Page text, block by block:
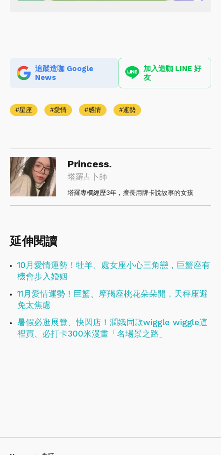
追蹤造咖 Google
News
加入造咖 LINE 好
友
星座 愛情 感情 運勢
Princess.
塔羅占卜師
塔羅專欄經歷3年，擅長用牌卡說故事的女孩
延伸閱讀
10月愛情運勢！牡羊、處女座小心三角戀，巨蟹座有
機會步入婚姻
11月愛情運勢！巨蟹、摩羯座桃花朵朵開，天秤座避
免太焦慮
暑假必逛展覽、快閃店！潤娥同款wiggle wiggle這
裡買、必打卡300米漫畫「名場景之路」